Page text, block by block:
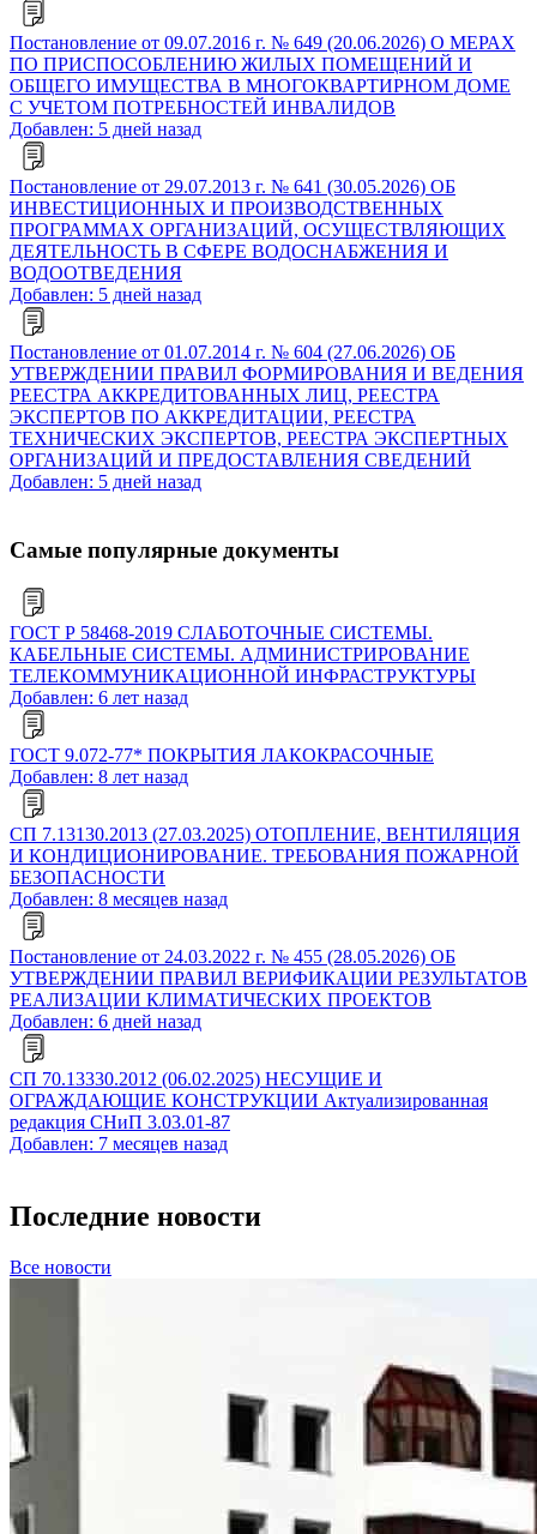
Постановление от 09.07.2016 г. № 649 (20.06.2026) О МЕРАХ
ПО ПРИСПОСОБЛЕНИЮ ЖИЛЫХ ПОМЕЩЕНИЙ И
ОБЩЕГО ИМУЩЕСТВА В МНОГОКВАРТИРНОМ ДОМЕ
С УЧЕТОМ ПОТРЕБНОСТЕЙ ИНВАЛИДОВ
Добавлен: 5 дней назад
Постановление от 29.07.2013 г. № 641 (30.05.2026) ОБ
ИНВЕСТИЦИОННЫХ И ПРОИЗВОДСТВЕННЫХ
ПРОГРАММАХ ОРГАНИЗАЦИЙ, ОСУЩЕСТВЛЯЮЩИХ
ДЕЯТЕЛЬНОСТЬ В СФЕРЕ ВОДОСНАБЖЕНИЯ И
ВОДООТВЕДЕНИЯ
Добавлен: 5 дней назад
Постановление от 01.07.2014 г. № 604 (27.06.2026) ОБ
УТВЕРЖДЕНИИ ПРАВИЛ ФОРМИРОВАНИЯ И ВЕДЕНИЯ
РЕЕСТРА АККРЕДИТОВАННЫХ ЛИЦ, РЕЕСТРА
ЭКСПЕРТОВ ПО АККРЕДИТАЦИИ, РЕЕСТРА
ТЕХНИЧЕСКИХ ЭКСПЕРТОВ, РЕЕСТРА ЭКСПЕРТНЫХ
ОРГАНИЗАЦИЙ И ПРЕДОСТАВЛЕНИЯ СВЕДЕНИЙ
Добавлен: 5 дней назад
Самые популярные документы
ГОСТ Р 58468-2019 СЛАБОТОЧНЫЕ СИСТЕМЫ.
КАБЕЛЬНЫЕ СИСТЕМЫ. АДМИНИСТРИРОВАНИЕ
ТЕЛЕКОММУНИКАЦИОННОЙ ИНФРАСТРУКТУРЫ
Добавлен: 6 лет назад
ГОСТ 9.072-77* ПОКРЫТИЯ ЛАКОКРАСОЧНЫЕ
Добавлен: 8 лет назад
СП 7.13130.2013 (27.03.2025) ОТОПЛЕНИЕ, ВЕНТИЛЯЦИЯ
И КОНДИЦИОНИРОВАНИЕ. ТРЕБОВАНИЯ ПОЖАРНОЙ
БЕЗОПАСНОСТИ
Добавлен: 8 месяцев назад
Постановление от 24.03.2022 г. № 455 (28.05.2026) ОБ
УТВЕРЖДЕНИИ ПРАВИЛ ВЕРИФИКАЦИИ РЕЗУЛЬТАТОВ
РЕАЛИЗАЦИИ КЛИМАТИЧЕСКИХ ПРОЕКТОВ
Добавлен: 6 дней назад
СП 70.13330.2012 (06.02.2025) НЕСУЩИЕ И
ОГРАЖДАЮЩИЕ КОНСТРУКЦИИ Актуализированная
редакция СНиП 3.03.01-87
Добавлен: 7 месяцев назад
Последние новости
Все новости